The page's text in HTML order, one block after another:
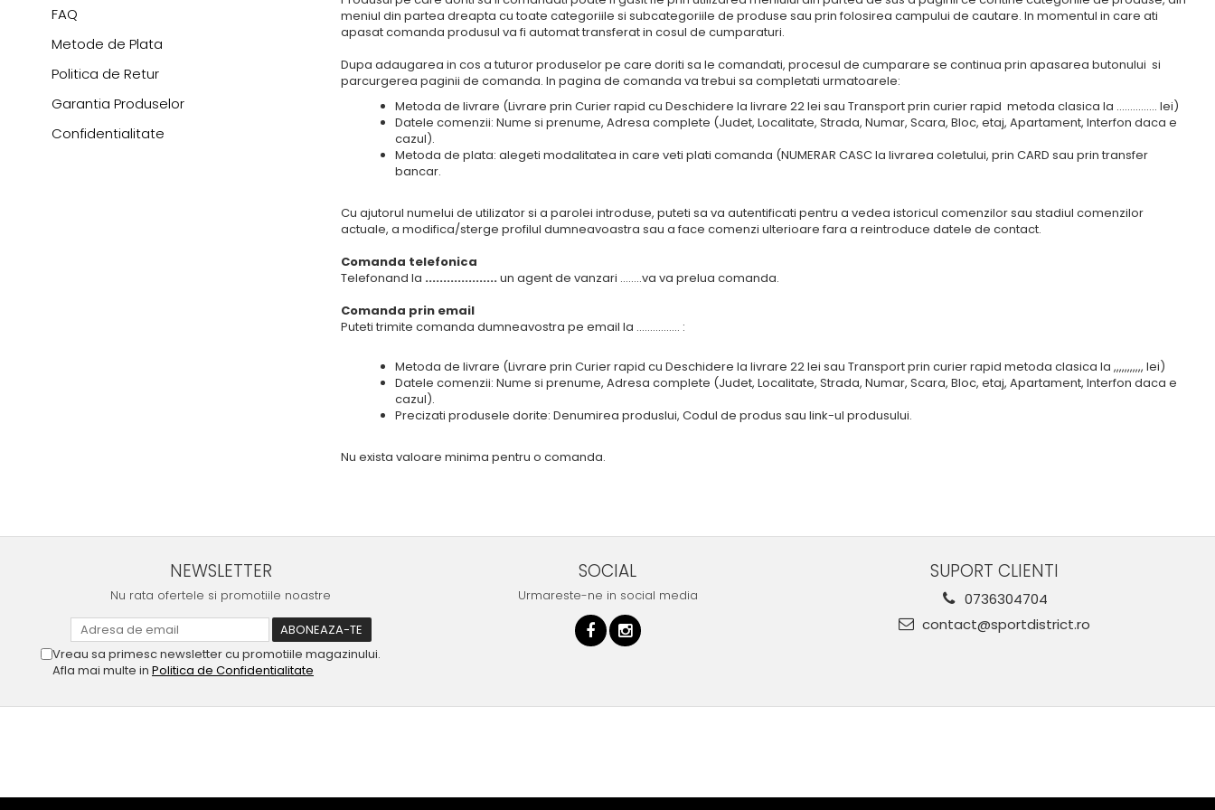
meniul din partea dreapta cu toate categoriile si subcategoriile de produse sau prin folosirea campului de cautare. In momentul in care ati
apasat comanda produsul va fi automat transferat in cosul de cumparaturi.
Dupa adaugarea in cos a tuturor produselor pe care doriti sa le comandati, procesul de cumparare se continua prin apasarea butonului si
parcurgerea paginii de comanda. In pagina de comanda va trebui sa completati urmatoarele:
Metoda de livrare (Livrare prin Curier rapid cu Deschidere la livrare 22 lei sau Transport prin curier rapid metoda clasica la ............... lei)
Datele comenzii: Nume si prenume, Adresa complete (Judet, Localitate, Strada, Numar, Scara, Bloc, etaj, Apartament, Interfon daca e
cazul).
Metoda de plata: alegeti modalitatea in care veti plati comanda (NUMERAR CASC la livrarea coletului, prin CARD sau prin transfer
bancar.
Cu ajutorul numelui de utilizator si a parolei introduse, puteti sa va autentificati pentru a vedea istoricul comenzilor sau stadiul comenzilor
actuale, a modifica/sterge profilul dumneavoastra sau a face comenzi ulterioare fara a reintroduce datele de contact.
Comanda telefonica
Telefonand la ....................un agent de vanzari ........va va prelua comanda.
Comanda prin email
Puteti trimite comanda dumneavostra pe email la ................ :
Metoda de livrare (Livrare prin Curier rapid cu Deschidere la livrare 22 lei sau Transport prin curier rapid metoda clasica la ,,,,,,,,,,, lei)
Datele comenzii: Nume si prenume, Adresa complete (Judet, Localitate, Strada, Numar, Scara, Bloc, etaj, Apartament, Interfon daca e
cazul).
Precizati produsele dorite: Denumirea produslui, Codul de produs sau link-ul produsului.
Nu exista valoare minima pentru o comanda.
FAQ
Metode de Plata
Politica de Retur
Garantia Produselor
Confidentialitate
NEWSLETTER
Nu rata ofertele si promotiile noastre
Vreau sa primesc newsletter cu promotiile magazinului.
Afla mai multe in Politica de Confidentialitate
SOCIAL
Urmareste-ne in social media
SUPORT CLIENTI
0736304704
contact@sportdistrict.ro